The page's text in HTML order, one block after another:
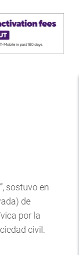
sostuvo en
de
por la
civil.